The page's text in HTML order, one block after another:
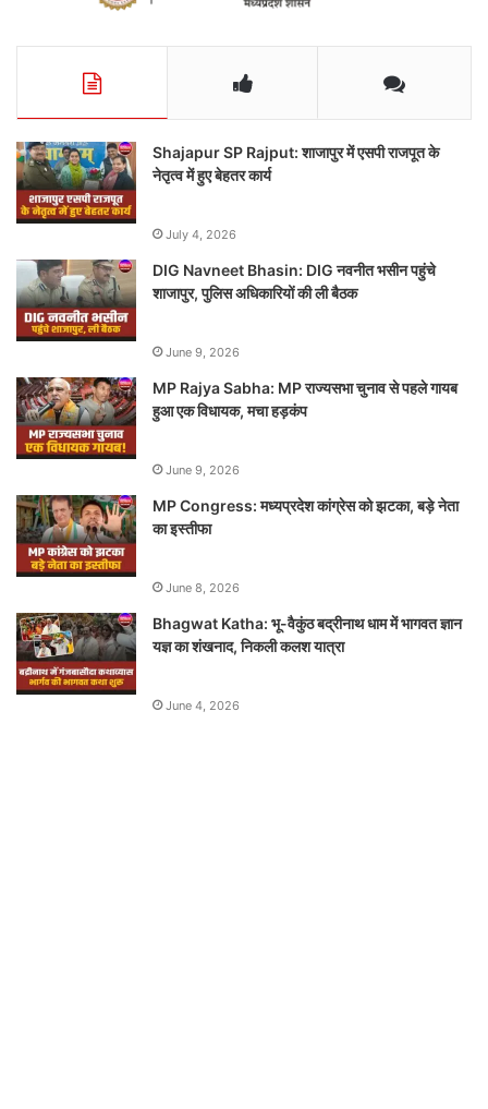
Shajapur SP Rajput: शाजापुर में एसपी राजपूत के
नेतृत्व में हुए बेहतर कार्य
July 4, 2026
DIG Navneet Bhasin: DIG नवनीत भसीन पहुंचे
शाजापुर, पुलिस अधिकारियों की ली बैठक
June 9, 2026
MP Rajya Sabha: MP राज्यसभा चुनाव से पहले गायब
हुआ एक विधायक, मचा हड़कंप
June 9, 2026
MP Congress: मध्यप्रदेश कांग्रेस को झटका, बड़े नेता
का इस्तीफा
June 8, 2026
Bhagwat Katha: भू-वैकुंठ बद्रीनाथ धाम में भागवत ज्ञान
यज्ञ का शंखनाद, निकली कलश यात्रा
June 4, 2026